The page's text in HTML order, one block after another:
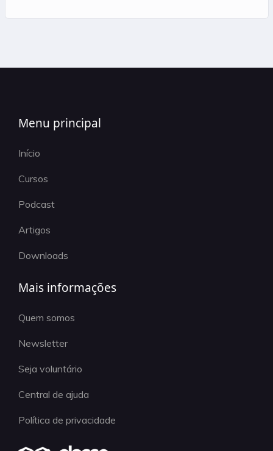
Menu principal
Início
Cursos
Podcast
Artigos
Downloads
Mais informações
Quem somos
Newsletter
Seja voluntário
Central de ajuda
Política de privacidade